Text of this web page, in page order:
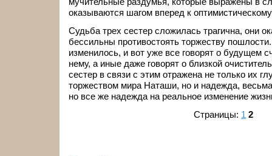
оказываются шагом вперед к
Судьба трех сестер сложилась трагична, они
бессильны противостоять торжеству
изменилось, и вот уже все говорят о будущем
нему, а иные даже говорят о близкой
сестер в связи с этим отражена не только их
торжеством мира Наташи, но и надежда,
но все же надежда на реальное изменение
Страницы: 1 2